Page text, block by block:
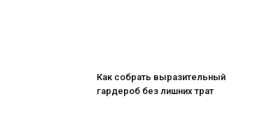
Как собрать выразительный
гардероб без лишних трат